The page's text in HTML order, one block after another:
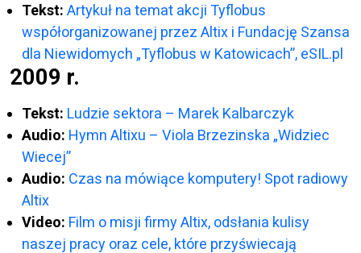
Tekst: Artykuł na temat akcji Tyflobus
współorganizowanej przez Altix i Fundację Szansa
dla Niewidomych „Tyflobus w Katowicach”, eSIL.pl
2009 r.
Tekst: Ludzie sektora – Marek Kalbarczyk
Audio: Hymn Altixu – Viola Brzezinska „Widziec
Wiecej”
Audio: Czas na mówiące komputery! Spot radiowy
Altix
Video: Film o misji firmy Altix, odsłania kulisy
naszej pracy oraz cele, które przyświecają